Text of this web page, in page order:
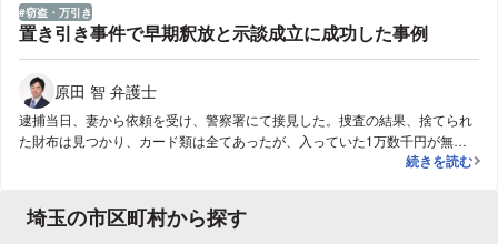
ても裁判へ足を運び、最善の弁護活動の結果、裁判では再び執行猶予の判決
となりました。
窃盗・万引き
置き引き事件で早期釈放と示談成立に成功した事例
原田 智 弁護士
逮捕当日、妻から依頼を受け、警察署にて接見した。捜査の結果、捨てられ
た財布は見つかり、カード類は全てあったが、入っていた1万数千円が無く
なっていた。依頼者は現金は取っていないと警察に供述をしていたが、その
能性が高かったことから、現金の窃取についても認めて、今後は被害者との
示談交渉をしていく方針とした。翌日、検察官は勾留を請求したが、裁判官
置き引き事件
続きを読む
埼玉の市区町村から探す